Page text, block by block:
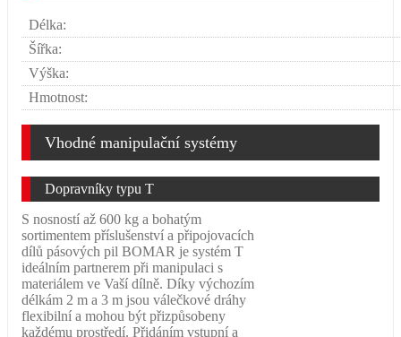
Délka:
Šířka:
Výška:
Hmotnost:
Vhodné manipulační systémy
Dopravníky typu T
S nosností až 600 kg a bohatým
sortimentem příslušenství a připojovacích
dílů pásových pil BOMAR je systém T
ideálním partnerem při manipulaci s
materiálem ve Vaší dílně. Díky výchozím
délkám 2 m a 3 m jsou válečkové dráhy
flexibilní a mohou být přizpůsobeny
každému prostředí. Přidáním vstupní a